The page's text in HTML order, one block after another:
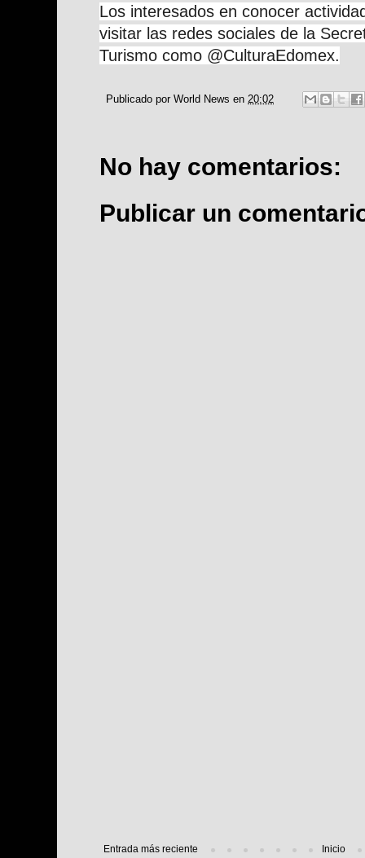
Los interesados en conocer
visitar las redes sociales de la
Turismo como @CulturaEdomex.
Publicado por World News en 20:02
No hay comentarios:
Publicar un
Entrada más reciente Inicio